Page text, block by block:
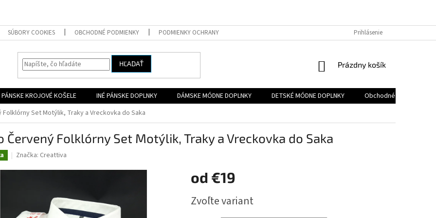
SÚBORY COOKIES OBCHODNÉ PODMIENKY PODMIENKY OCHRANY OSOBNÝCH ÚDAJOV FORMULÁR PRE ODSTÚPENIE OD ZMLUVY
Prihlásenie
HĽADAŤ
NÁKUPNÝ
Prázdny košík
PÁNSKE KROJOVÉ KOŠELE INÉ PÁNSKE DOPLNKY DÁMSKE MÓDNE DOPLNKY DETSKÉ MÓDNE DOPLNKY
Obchodné podmienky
Folklórny Set Motýlik, Traky a Vreckovka do Saka
Červený Folklórny Set Motýlik, Traky a Vreckovka do Saka
Značka: Creattiva
od €19
cena:
Zvoľte variant